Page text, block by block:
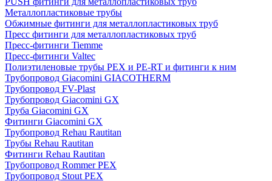
Металлопластиковые трубы
Обжимные фитинги для металлопластиковых труб
Пресс фитинги для металлопластиковых труб
Пресс-фитинги Tiemme
Пресс-фитинги Valtec
Полиэтиленовые трубы PEX и PE-RT и фитинги к ним
Трубопровод Giacomini GIACOTHERM
Трубопровод FV-Plast
Трубопровод Giacomini GX
Труба Giacomini GX
Фитинги Giacomini GX
Трубопровод Rehau Rautitan
Трубы Rehau Rautitan
Фитинги Rehau Rautitan
Трубопровод Rommer PEX
Трубопровод Stout PEX